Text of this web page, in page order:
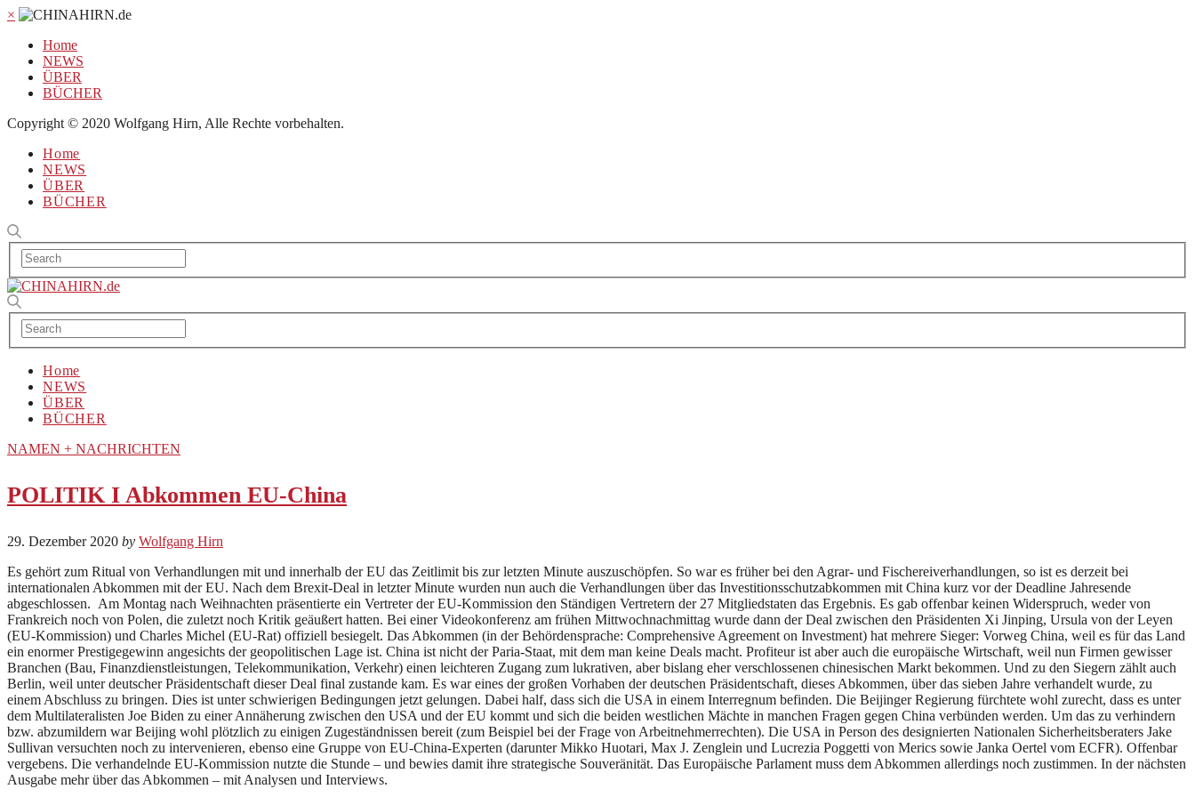
×
Home
NEWS
ÜBER
BÜCHER
Copyright © 2020 Wolfgang Hirn, Alle Rechte vorbehalten.
Home
NEWS
ÜBER
BÜCHER
Home
NEWS
ÜBER
BÜCHER
NAMEN + NACHRICHTEN
POLITIK I Abkommen EU-China
29. Dezember 2020 by Wolfgang Hirn
Es gehört zum Ritual von Verhandlungen mit und innerhalb der EU das Zeitlimit bis zur letzten Minute auszuschöpfen. So war es früher bei den Agrar- und Fischereiverhandlungen, so ist es derzeit bei
internationalen Abkommen mit der EU. Nach dem Brexit-Deal in letzter Minute wurden nun auch die Verhandlungen über das Investitionsschutzabkommen mit China kurz vor der Deadline Jahresende
abgeschlossen. Am Montag nach Weihnachten präsentierte ein Vertreter der EU-Kommission den Ständigen Vertretern der 27 Mitgliedstaten das Ergebnis. Es gab offenbar keinen Widerspruch, weder von
Frankreich noch von Polen, die zuletzt noch Kritik geäußert hatten. Bei einer Videokonferenz am frühen Mittwochnachmittag wurde dann der Deal zwischen den Präsidenten Xi Jinping, Ursula von der Leyen
(EU-Kommission) und Charles Michel (EU-Rat) offiziell besiegelt. Das Abkommen (in der Behördensprache: Comprehensive Agreement on Investment) hat mehrere Sieger: Vorweg China, weil es für das Land
ein enormer Prestigegewinn angesichts der geopolitischen Lage ist. China ist nicht der Paria-Staat, mit dem man keine Deals macht. Profiteur ist aber auch die europäische Wirtschaft, weil nun Firmen gewisser
Branchen (Bau, Finanzdienstleistungen, Telekommunikation, Verkehr) einen leichteren Zugang zum lukrativen, aber bislang eher verschlossenen chinesischen Markt bekommen. Und zu den Siegern zählt auch
Berlin, weil unter deutscher Präsidentschaft dieser Deal final zustande kam. Es war eines der großen Vorhaben der deutschen Präsidentschaft, dieses Abkommen, über das sieben Jahre verhandelt wurde, zu
einem Abschluss zu bringen. Dies ist unter schwierigen Bedingungen jetzt gelungen. Dabei half, dass sich die USA in einem Interregnum befinden. Die Beijinger Regierung fürchtete wohl zurecht, dass es unter
dem Multilateralisten Joe Biden zu einer Annäherung zwischen den USA und der EU kommt und sich die beiden westlichen Mächte in manchen Fragen gegen China verbünden werden. Um das zu verhindern
bzw. abzumildern war Beijing wohl plötzlich zu einigen Zugeständnissen bereit (zum Beispiel bei der Frage von Arbeitnehmerrechten). Die USA in Person des designierten Nationalen Sicherheitsberaters Jake
Sullivan versuchten noch zu intervenieren, ebenso eine Gruppe von EU-China-Experten (darunter Mikko Huotari, Max J. Zenglein und Lucrezia Poggetti von Merics sowie Janka Oertel vom ECFR). Offenbar
vergebens. Die verhandelnde EU-Kommission nutzte die Stunde – und bewies damit ihre strategische Souveränität. Das Europäische Parlament muss dem Abkommen allerdings noch zustimmen. In der nächsten
Ausgabe mehr über das Abkommen – mit Analysen und Interviews.